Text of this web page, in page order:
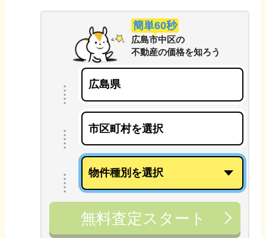
簡単60秒
広島市中区の
不動産の価格を知ろう
無料査定スタート